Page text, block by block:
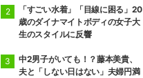
「すごい水着」「目線に困る」20
歳のダイナマイトボディの女子大
生のスタイルに反響
中2男子がいても！？藤本美貴、
夫と「しない日はない」夫婦円満